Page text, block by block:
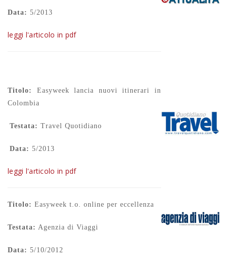
Data: 5/2013
leggi l'articolo in pdf
Titolo:
Easyweek lancia nuovi itinerari in
Colombia
Testata: Travel Quotidiano
Data: 5/2013
leggi l'articolo in pdf
Titolo: Easyweek t.o. online per eccellenza
Testata: Agenzia di Viaggi
Data: 5/10/2012